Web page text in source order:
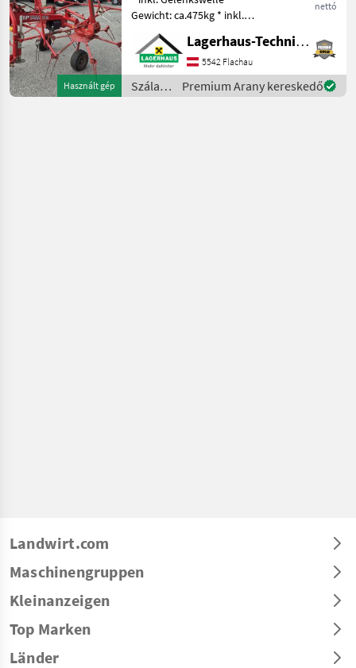
Használt gép
nettó
Gewicht: ca.475kg * inkl.
Tastrad * hydraulisch
klappbar * mech.
Grenzstreueinrichtung Wir
bitten telefonisch oder per
Mail Ihren Besuc
Lagerhaus-Technik Flachau
5542 Flachau
Szálastakarmány
betakarítók
Premium Arany kereskedő
Landwirt.com
Maschinengruppen
Kleinanzeigen
Top Marken
Länder